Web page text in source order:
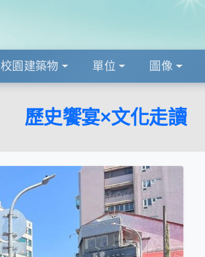
校園建築物 單位 圖像
歷史饗宴×文化走讀